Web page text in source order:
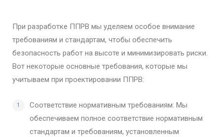
При разработке ППРВ мы уделяем особое внимание
требованиям и стандартам, чтобы обеспечить
безопасность работ на высоте и минимизировать риски.
Вот некоторые основные требования, которые мы
учитываем при проектировании ППРВ:
Соответствие нормативным требованиям: Мы
обеспечиваем полное соответствие нормативным
стандартам и требованиям, установленным